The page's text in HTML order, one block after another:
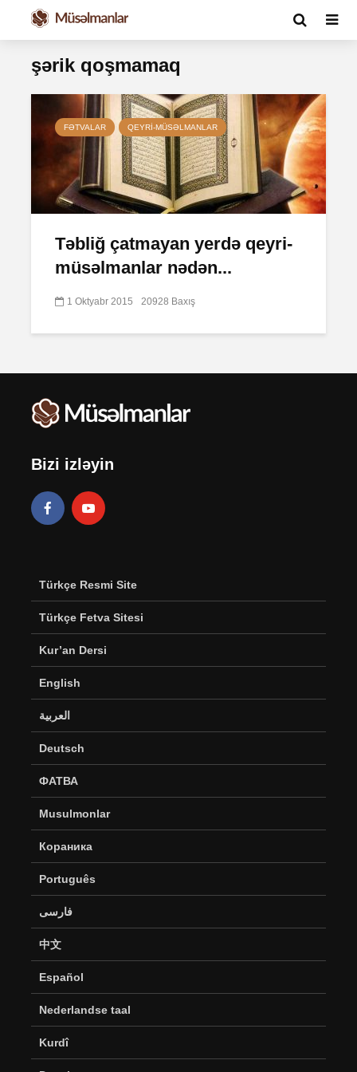
şərik qoşmamaq
FƏTVALAR QEYRI-MÜSƏLMANLAR
Təbliğ çatmayan yerdə qeyri-
müsəlmanlar nədən...
1 Oktyabr 2015 20928 Baxış
Bizi izləyin
Türkçe Resmi Site
Türkçe Fetva Sitesi
Kur’an Dersi
English
العربية
Deutsch
ФАТВА
Musulmonlar
Кораника
Português
فارسی
中文
Español
Nederlandse taal
Kurdî